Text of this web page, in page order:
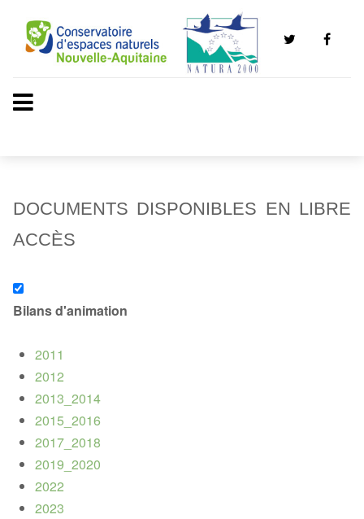
DOCUMENTS DISPONIBLES EN LIBRE
ACCÈS
Bilans d'animation
2011
2012
2013_2014
2015_2016
2017_2018
2019_2020
2022
2023